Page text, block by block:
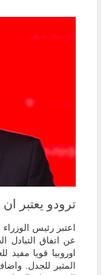
ترودو يعتبر ان
اعتبر رئيس
عن اتفاق التبادل
اوروبيا قويا مفيد
المثير للجدل.